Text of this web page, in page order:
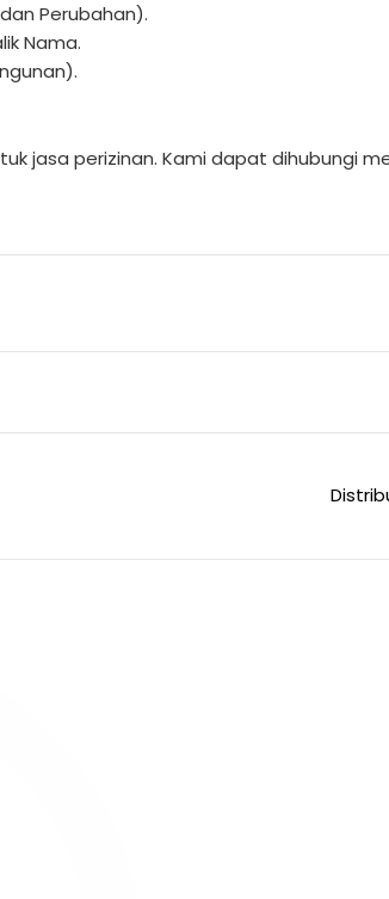
Perubahan).
Nama.
perizinan. Kami dapat dihubungi